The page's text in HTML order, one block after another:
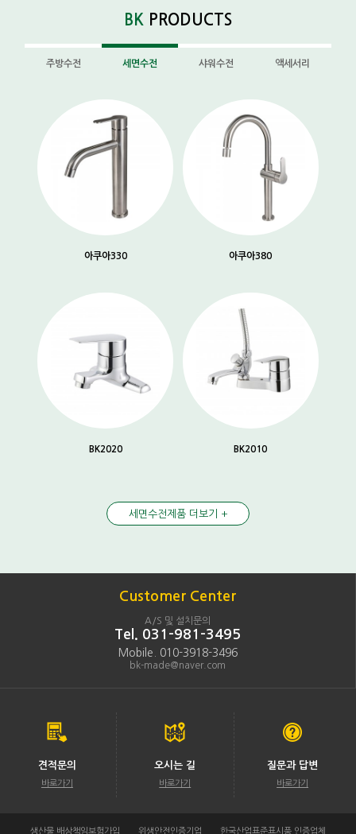
BK PRODUCTS
주방수전 세면수전 샤워수전 액세서리
아쿠아330 아쿠아380
BK2020 BK2010
세면수전제품 더보기 +
Customer Center
A/S 및 설치문의
Tel. 031-981-3495
Mobile. 010-3918-3496
bk-made@naver.com
견적문의
바로가기
오시는 길
바로가기
질문과 답변
바로가기
생산물 배상책임보험가입 위생안전인증기업 한국산업표준표시품 인증업체